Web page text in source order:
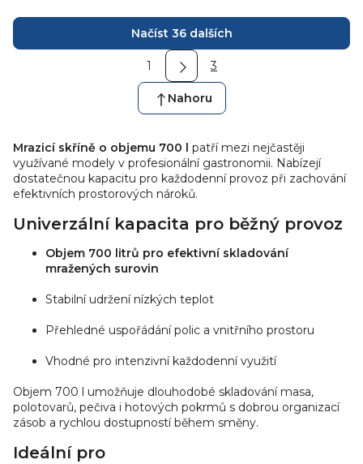
Příkon: 0.35 kW. Mrazicí
[kW]: 0.35. Mrazicí skříň...
O
v
l
á
d
a
í
p
r
v
k
v
p
s
Načíst 36 dalších
t
r
á
n
v
á
n
í
1 3
Nahoru
Mrazicí skříně o objemu 700 l
patří mezi nejčastěji
využívané modely v profesionální gastronomii. Nabízejí
dostatečnou kapacitu pro každodenní provoz při zachování
efektivních prostorových nároků.
Univerzální kapacita pro běžný provoz
Objem 700 litrů pro efektivní skladování
mražených surovin
Stabilní udržení nízkých teplot
Přehledné uspořádání polic a vnitřního prostoru
Vhodné pro intenzivní každodenní využití
Objem 700 l umožňuje dlouhodobé skladování masa,
polotovarů, pečiva i hotových pokrmů s dobrou organizací
zásob a rychlou dostupností během směny.
Ideální pro